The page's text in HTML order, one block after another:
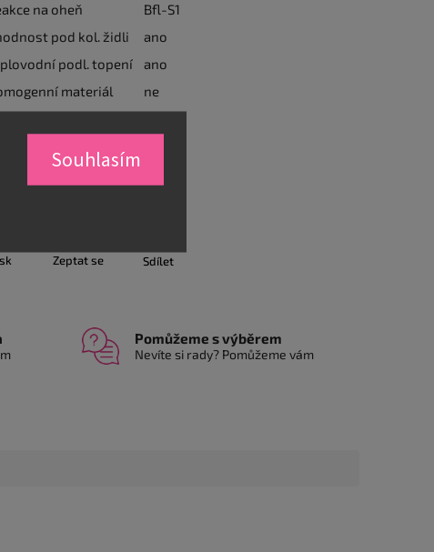
Souhlasím
na oheň
Bfl-S1
pod kol. židli
ano
podl. topení
ano
materiál
ne
informace
Zeptat se Sdílet
Pomůžeme s výběrem
Nevíte si rady? Pomůžeme vám